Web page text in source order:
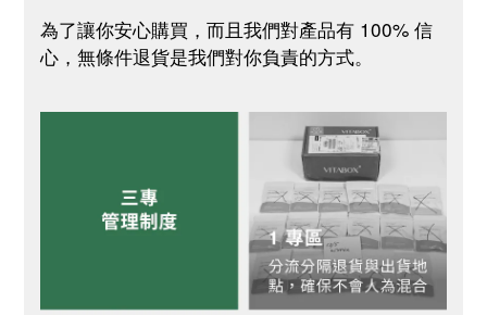
為了讓你安心購買，而且我們對產品有 100% 信
心，無條件退貨是我們對你負責的方式。